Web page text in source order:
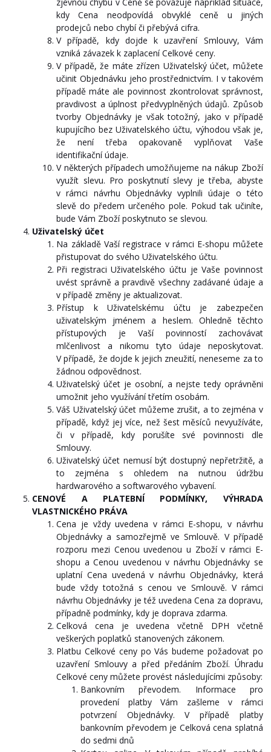
kdy Cena neodpovídá obvyklé ceně u jiných
prodejců nebo chybí či přebývá cifra.
V případě, kdy dojde k uzavření Smlouvy, Vám
vzniká závazek k zaplacení Celkové ceny.
V případě, že máte zřízen Uživatelský účet, můžete
učinit Objednávku jeho prostřednictvím. I v takovém
případě máte ale povinnost zkontrolovat správnost,
pravdivost a úplnost předvyplněných údajů. Způsob
tvorby Objednávky je však totožný, jako v případě
kupujícího bez Uživatelského účtu, výhodou však je,
že není třeba opakovaně vyplňovat Vaše
identifikační údaje.
V některých případech umožňujeme na nákup Zboží
využít slevu. Pro poskytnutí slevy je třeba, abyste
v rámci návrhu Objednávky vyplnili údaje o této
slevě do předem určeného pole. Pokud tak učiníte,
bude Vám Zboží poskytnuto se slevou.
Uživatelský účet
Na základě Vaší registrace v rámci E-shopu můžete
přistupovat do svého Uživatelského účtu.
Při registraci Uživatelského účtu je Vaše povinnost
uvést správně a pravdivě všechny zadávané údaje a
v případě změny je aktualizovat.
Přístup k Uživatelskému účtu je zabezpečen
uživatelským jménem a heslem. Ohledně těchto
přístupových je Vaší povinností zachovávat
mlčenlivost a nikomu tyto údaje neposkytovat.
V případě, že dojde k jejich zneužití, neneseme za to
žádnou odpovědnost.
Uživatelský účet je osobní, a nejste tedy oprávněni
umožnit jeho využívání třetím osobám.
Váš Uživatelský účet můžeme zrušit, a to zejména v
případě, když jej více, než šest měsíců nevyužíváte,
či v případě, kdy porušíte své povinnosti dle
Smlouvy.
Uživatelský účet nemusí být dostupný nepřetržitě, a
to zejména s ohledem na nutnou údržbu
hardwarového a softwarového vybavení.
CENOVÉ A PLATEBNÍ PODMÍNKY, VÝHRADA
VLASTNICKÉHO PRÁVA
Cena je vždy uvedena v rámci E-shopu, v návrhu
Objednávky a samozřejmě ve Smlouvě. V případě
rozporu mezi Cenou uvedenou u Zboží v rámci E-
shopu a Cenou uvedenou v návrhu Objednávky se
uplatní Cena uvedená v návrhu Objednávky, která
bude vždy totožná s cenou ve Smlouvě. V rámci
návrhu Objednávky je též uvedena Cena za dopravu,
případně podmínky, kdy je doprava zdarma.
Celková cena je uvedena včetně DPH včetně
veškerých poplatků stanovených zákonem.
Platbu Celkové ceny po Vás budeme požadovat po
uzavření Smlouvy a před předáním Zboží. Úhradu
Celkové ceny můžete provést následujícími způsoby:
Bankovním převodem. Informace pro
provedení platby Vám zašleme v rámci
potvrzení Objednávky. V případě platby
bankovním převodem je Celková cena splatná
do sedmi dnů